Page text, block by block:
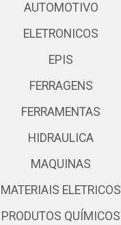
AUTOMOTIVO
ELETRONICOS
EPIS
FERRAGENS
FERRAMENTAS
HIDRAULICA
MAQUINAS
MATERIAIS ELETRICOS
PRODUTOS QUÍMICOS